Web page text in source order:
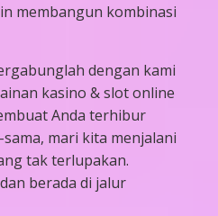
membangun kombinasi
dengan kami
kasino & slot online
Anda terhibur
mari kita menjalani
tak terlupakan.
berada di jalur